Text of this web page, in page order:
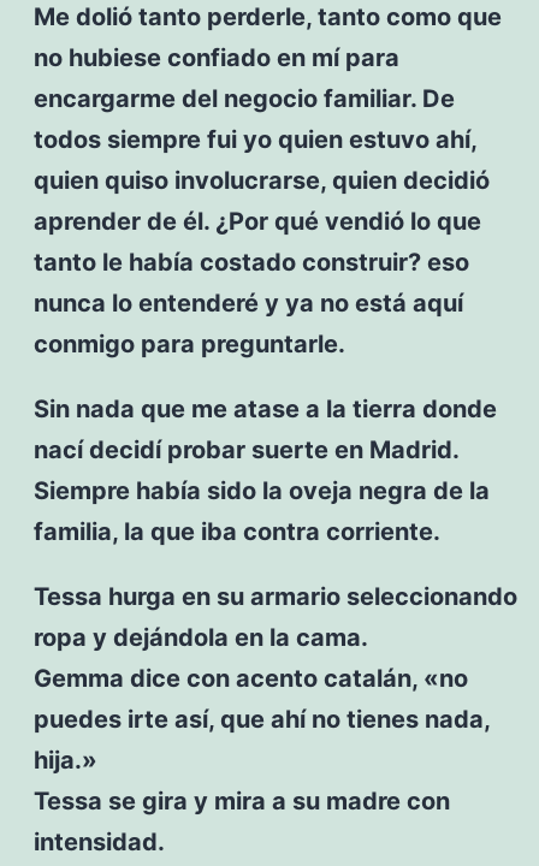
Me dolió tanto perderle, tanto como que
no hubiese confiado en mí para
encargarme del negocio familiar. De
todos siempre fui yo quien estuvo ahí,
quien quiso involucrarse, quien decidió
aprender de él. ¿Por qué vendió lo que
tanto le había costado construir? eso
nunca lo entenderé y ya no está aquí
conmigo para preguntarle.
Sin nada que me atase a la tierra donde
nací decidí probar suerte en Madrid.
Siempre había sido la oveja negra de la
familia, la que iba contra corriente.
Tessa hurga en su armario seleccionando
ropa y dejándola en la cama.
Gemma dice con acento catalán, «no
puedes irte así, que ahí no tienes nada,
hija.»
Tessa se gira y mira a su madre con
intensidad.